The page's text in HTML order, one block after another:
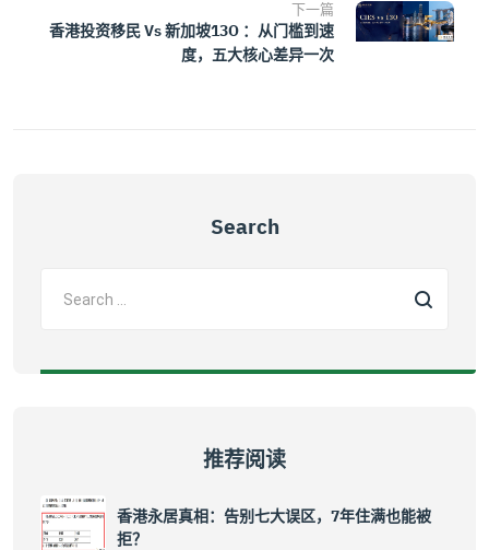
下一篇
香港投资移民 Vs 新加坡13O ：从门槛到速
度，五大核心差异一次
Search
推荐阅读
香港永居真相：告别七大误区，7年住满也能被
拒？